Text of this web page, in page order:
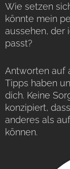
Wie setzen
könnte mein
aussehen, der
passt?
Antworten auf
Tipps haben
dich. Keine
konzipiert,
anderes als
können.